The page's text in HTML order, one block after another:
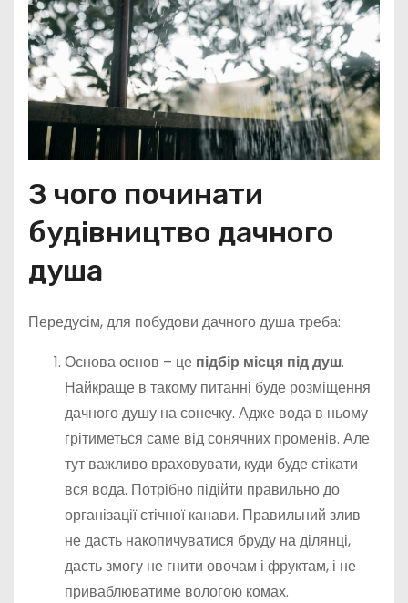
З чого починати
будівництво дачного
душа
Передусім, для побудови дачного душа треба:
Основа основ – це підбір місця під душ.
Найкраще в такому питанні буде розміщення
дачного душу на сонечку. Адже вода в ньому
грітиметься саме від сонячних променів. Але
тут важливо враховувати, куди буде стікати
вся вода. Потрібно підійти правильно до
організації стічної канави. Правильний злив
не дасть накопичуватися бруду на ділянці,
дасть змогу не гнити овочам і фруктам, і не
приваблюватиме вологою комах.